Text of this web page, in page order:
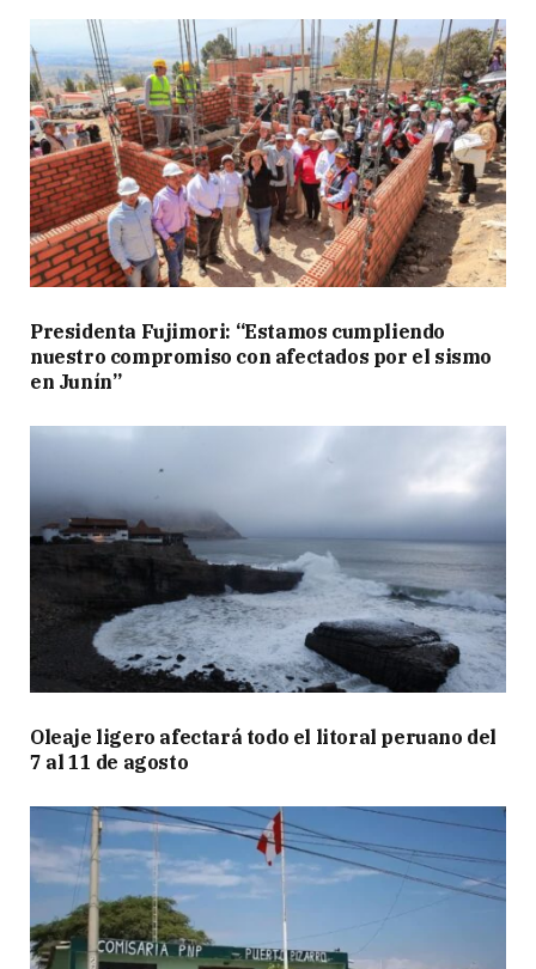
Presidenta Fujimori: “Estamos cumpliendo
nuestro compromiso con afectados por el sismo
en Junín”
Oleaje ligero afectará todo el litoral peruano del
7 al 11 de agosto